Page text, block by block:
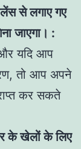
से लगाए गए
जाएगा। :
और यदि आप
तो आप अपने
कर सकते
के खेलों के लिए